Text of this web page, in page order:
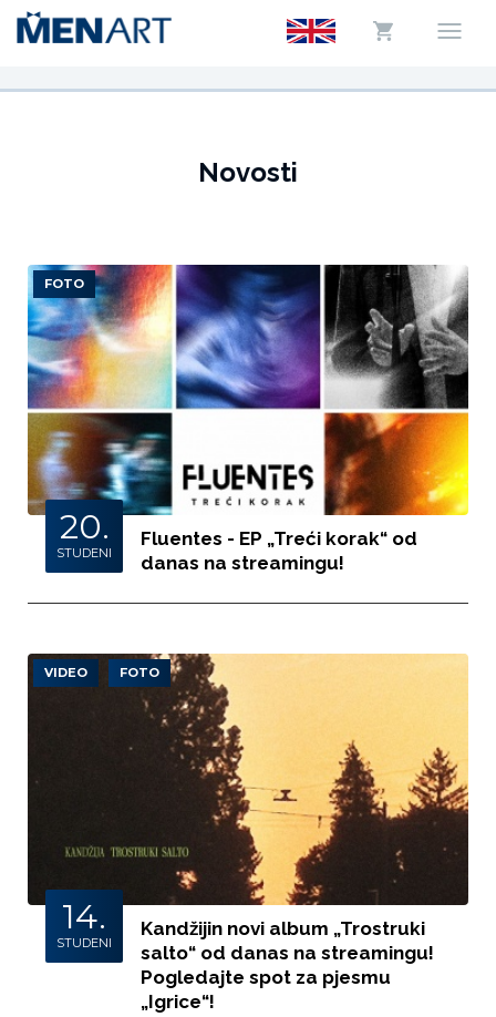
Novosti
FOTO
20.
STUDENI
Fluentes - EP „Treći korak“ od
danas na streamingu!
VIDEO FOTO
14.
STUDENI
Kandžijin novi album „Trostruki
salto“ od danas na streamingu!
Pogledajte spot za pjesmu
„Igrice“!